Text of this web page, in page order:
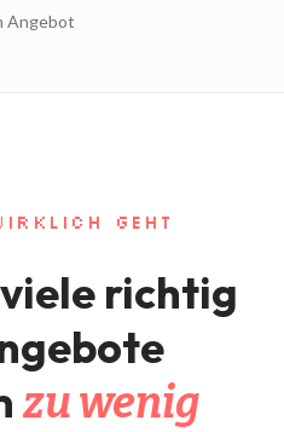
Angebot
GEHT
richtig
zu wenig